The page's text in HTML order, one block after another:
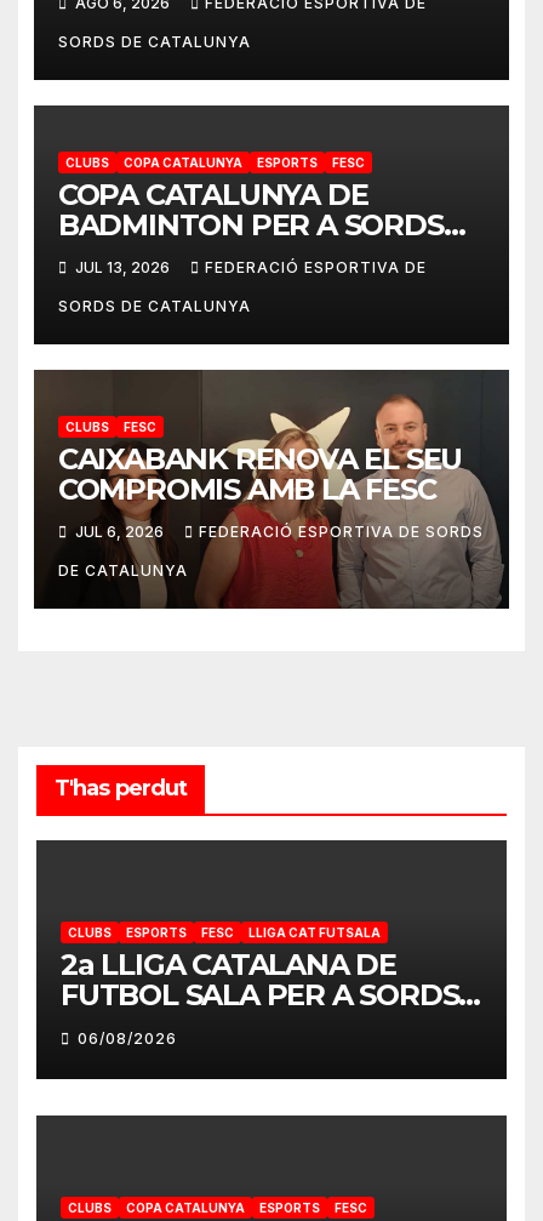
SORDS DE CATALUNYA
CLUBS COPA CATALUNYA ESPORTS FESC
COPA CATALUNYA DE
BADMINTON PER A SORDS
2026
JUL 13, 2026 FEDERACIÓ ESPORTIVA DE
SORDS DE CATALUNYA
CLUBS FESC
CAIXABANK RENOVA EL SEU
COMPROMIS AMB LA FESC
JUL 6, 2026 FEDERACIÓ ESPORTIVA DE SORDS
DE CATALUNYA
T'has perdut
CLUBS ESPORTS FESC LLIGA CAT FUTSALA
2a LLIGA CATALANA DE
FUTBOL SALA PER A SORDS
2026-2027
06/08/2026
CLUBS COPA CATALUNYA ESPORTS FESC